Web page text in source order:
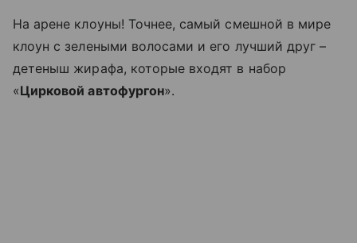
На арене клоуны! Точнее, самый смешной в мире
клоун с зелеными волосами и его лучший друг –
детеныш жирафа, которые входят в набор
«Цирковой автофургон».